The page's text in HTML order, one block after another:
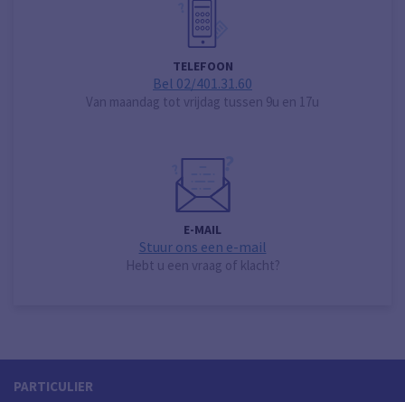
TELEFOON
Bel 02/401.31.60
Van maandag tot vrijdag tussen 9u en 17u
E-MAIL
Stuur ons een e-mail
Hebt u een vraag of klacht?
PARTICULIER